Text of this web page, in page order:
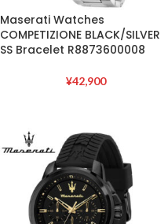
Maserati Watches
COMPETIZIONE BLACK/SILVER
SS Bracelet R8873600008
¥42,900